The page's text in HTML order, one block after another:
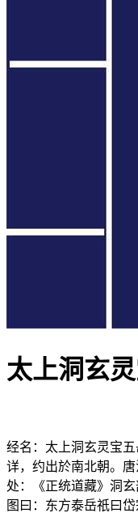
太上洞玄
经名：太上洞玄灵宝
详，约出於南北朝。
处：《正统道藏》洞
图曰：东方泰岳祇曰